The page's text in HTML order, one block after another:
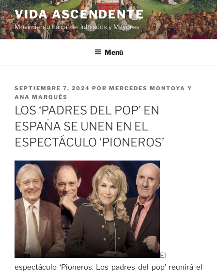
VIDA ASCENDENTE
Movimiento Laical de Jubilados y Mayores
Menú
SEPTIEMBRE 7, 2024 POR MERCEDES MONTOYA Y
ANA MARQUÉS
LOS ‘PADRES DEL POP’ EN
ESPAÑA SE UNEN EN EL
ESPECTÁCULO ‘PIONEROS’
El
espectáculo ‘Pioneros. Los padres del pop’ reunirá el